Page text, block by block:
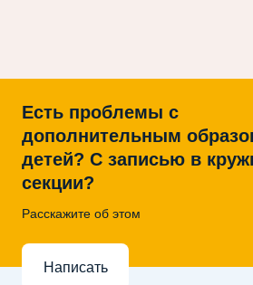
Есть проблемы с
дополнительным
детей? С записью в
секции?
Расскажите об этом
Написать